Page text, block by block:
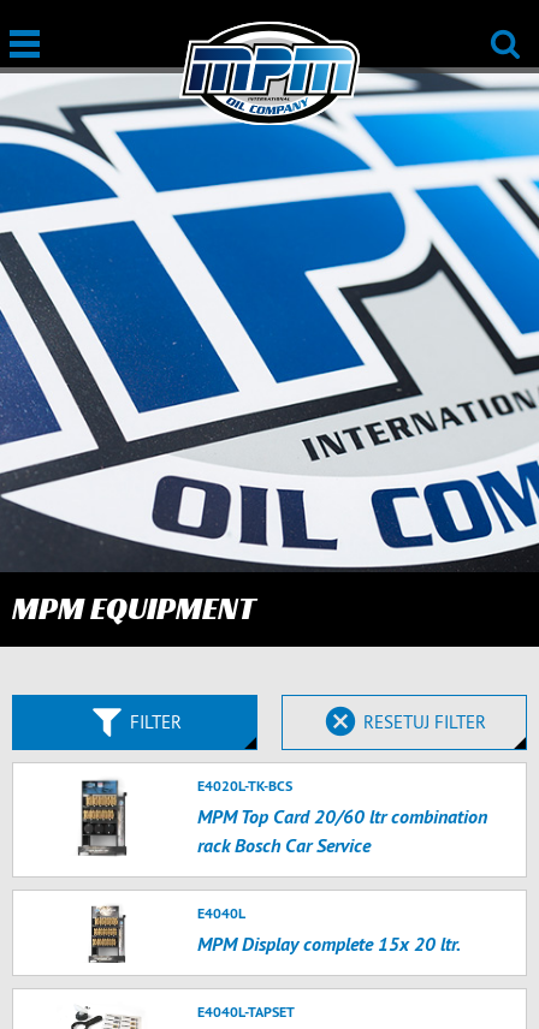
MPM EQUIPMENT
FILTER RESETUJ FILTER
E4020L-TK-BCS
MPM Top Card 20/60 ltr combination
rack Bosch Car Service
E4040L
MPM Display complete 15x 20 ltr.
E4040L-TAPSET